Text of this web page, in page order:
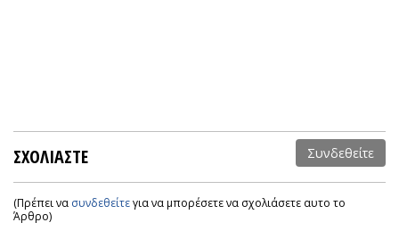
ΣΧΟΛΙΑΣΤΕ Συνδεθείτε
(Πρέπει να συνδεθείτεγια να μπορέσετε να σχολιάσετε αυτο το
Άρθρο)